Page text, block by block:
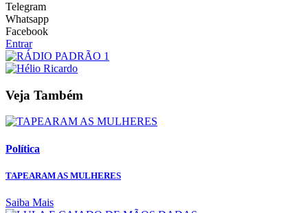
Telegram
Whatsapp
Facebook
Entrar
Veja Também
Política
TAPEARAM AS MULHERES
Saiba Mais